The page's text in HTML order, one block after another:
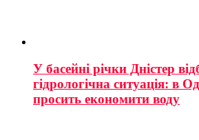
У басейні річки Дністер
гідрологічна ситуація: в
просить економити воду